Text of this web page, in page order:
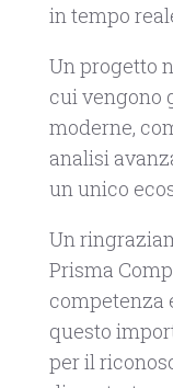
in tempo
Un progetto
cui vengono
moderne,
analisi
un unico
Un
Prisma
competenza
questo
per il